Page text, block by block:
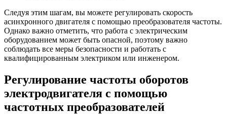
Следуя этим шагам, вы можете регулировать скорость
асинхронного двигателя с помощью преобразователя частоты.
Однако важно отметить, что работа с электрическим
оборудованием может быть опасной, поэтому важно
соблюдать все меры безопасности и работать с
квалифицированным электриком или инженером.
Регулирование частоты оборотов
электродвигателя с помощью
частотных преобразователей